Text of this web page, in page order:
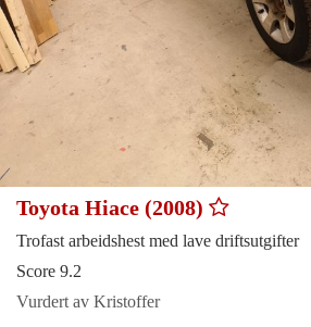
Toyota Hiace (2008)
Trofast arbeidshest med lave driftsutgifter
Score 9.2
Vurdert av Kristoffer